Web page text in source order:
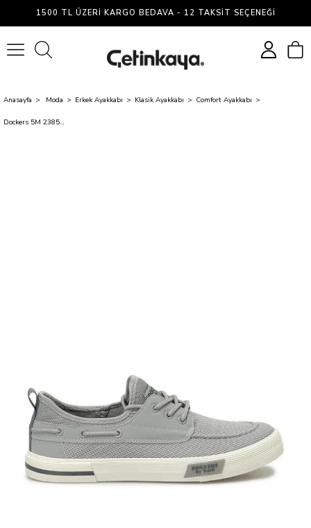
1500 TL ÜZERI KARGO BEDAVA - 12 TAKSIT SEÇENEĞI
Anasayfa Moda Erkek Ayakkabı Klasik Ayakkabı Comfort Ayakkabı
Dockers 5M 238548 5Fx Gri Erkek Marıne Ayakabı